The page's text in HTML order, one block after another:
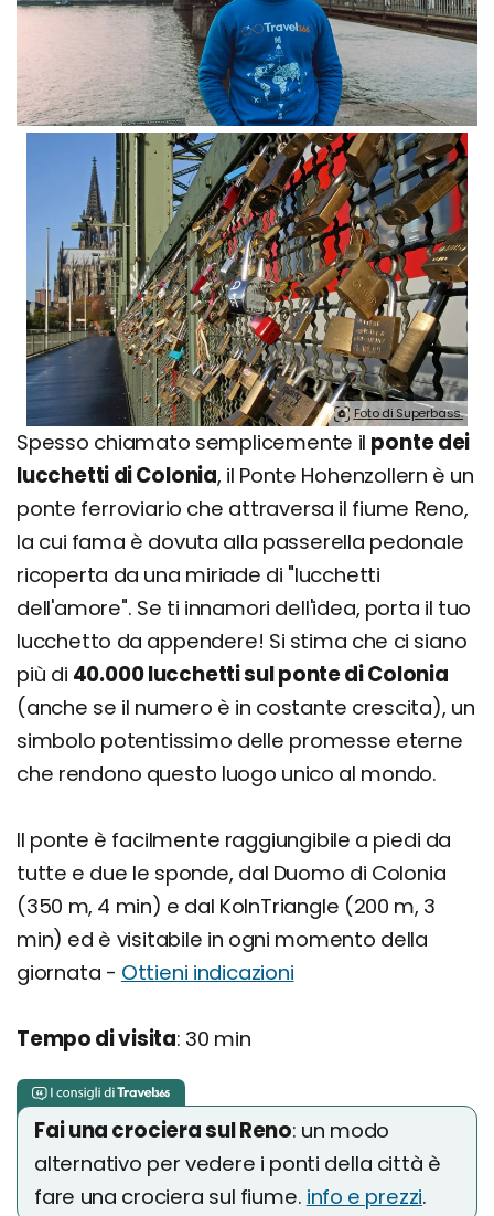
Foto di Superbass.
Spesso chiamato semplicemente il ponte dei
lucchetti di Colonia, il Ponte Hohenzollern è un
ponte ferroviario che attraversa il fiume Reno,
la cui fama è dovuta alla passerella pedonale
ricoperta da una miriade di "lucchetti
dell'amore". Se ti innamori dell'idea, porta il tuo
lucchetto da appendere! Si stima che ci siano
più di 40.000 lucchetti sul ponte di Colonia
(anche se il numero è in costante crescita), un
simbolo potentissimo delle promesse eterne
che rendono questo luogo unico al mondo.
Il ponte è facilmente raggiungibile a piedi da
tutte e due le sponde, dal Duomo di Colonia
(350 m, 4 min) e dal KolnTriangle (200 m, 3
min) ed è visitabile in ogni momento della
giornata - Ottieni indicazioni
Tempo di visita: 30 min
Fai una crociera sul Reno: un modo
alternativo per vedere i ponti della città è
fare una crociera sul fiume. info e prezzi.